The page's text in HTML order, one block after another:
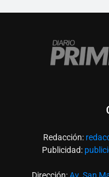
Redacción:
Publicidad: